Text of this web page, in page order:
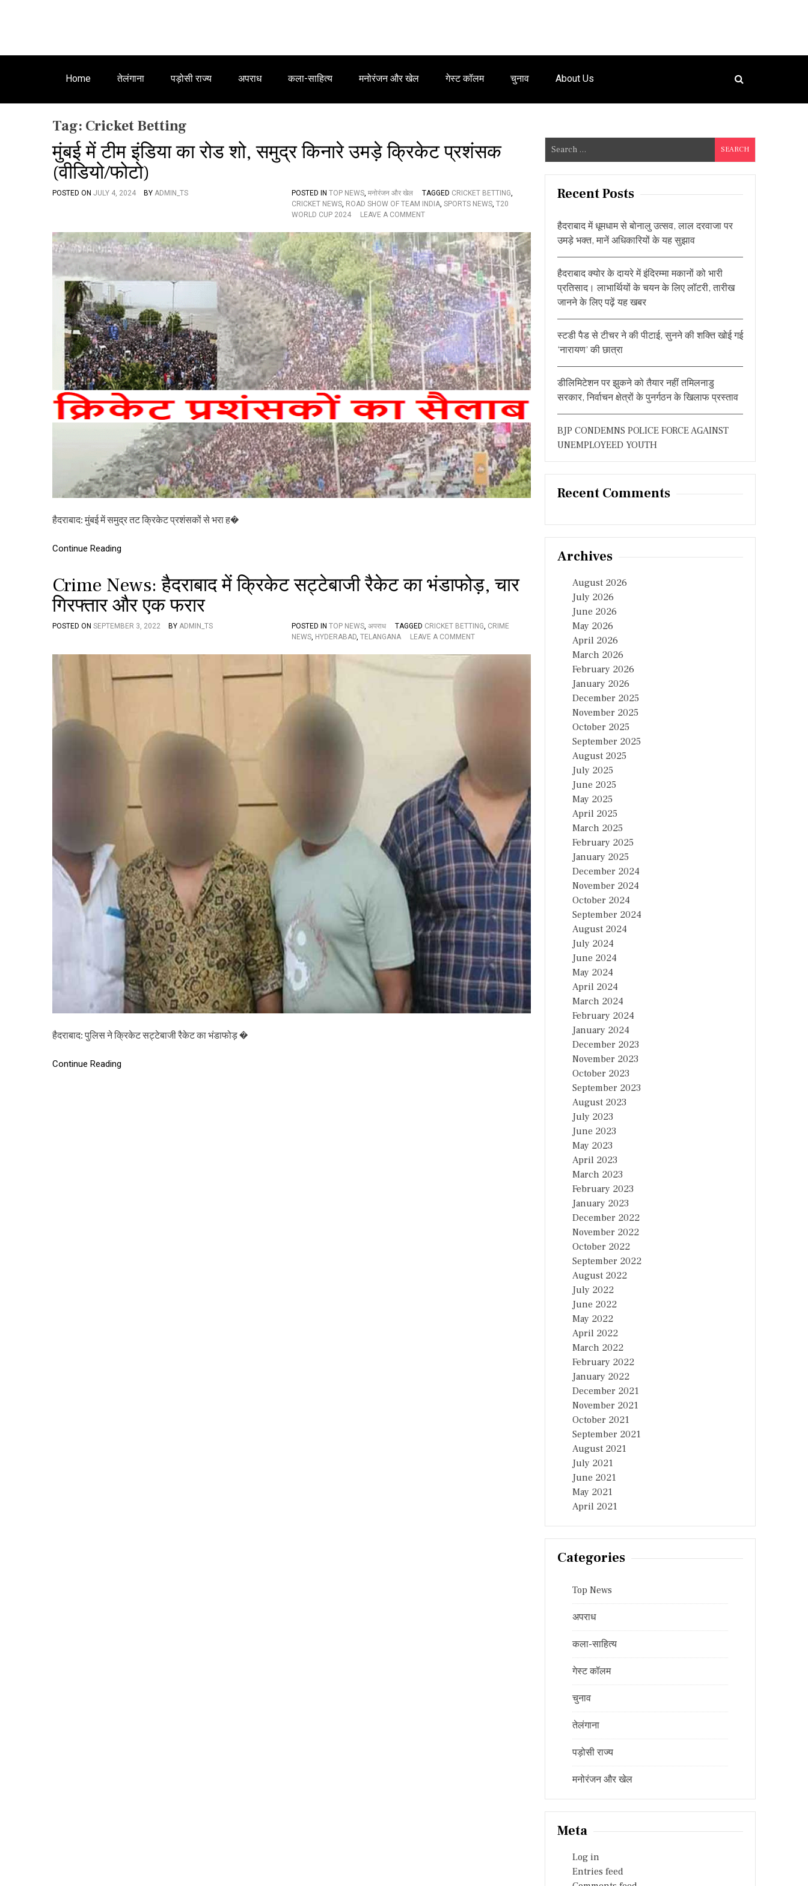
Home तेलंगाना पड़ोसी राज्य अपराध कला-साहित्य मनोरंजन और खेल गेस्ट कॉलम चुनाव About Us
Tag: Cricket Betting
मुंबई में टीम इंडिया का रोड शो, समुद्र किनारे उमड़े क्रिकेट प्रशंसक
(वीडियो/फोटो)
POSTED ON JULY 4, 2024 BY ADMIN_TS POSTED IN TOP NEWS, मनोरंजन और खेल TAGGED CRICKET BETTING,
CRICKET NEWS, ROAD SHOW OF TEAM INDIA, SPORTS NEWS, T20
WORLD CUP 2024
LEAVE A COMMENTO
मुं
ब
ई
में
टी
म
इं
डि
या
का
रो
ड
शो
,
स
मु
द्र
कि
ना
रे
उ
म
ड़े
क्रि
के
डि
टो
)
हैदराबाद: मुंबई में समुद्र तट क्रिकेट प्रशंसकों से भरा ह�
Continue Reading
Crime News: हैदराबाद में क्रिकेट सट्टेबाजी रैकेट का भंडाफोड़, चार
गिरफ्तार और एक फरार
POSTED ON SEPTEMBER 3, 2022 BY ADMIN_TS POSTED IN TOP NEWS, अपराध TAGGED CRICKET BETTING, CRIME
NEWS, HYDERABAD, TELANGANA LEAVE A COMMENTO
में
क्रि
के
स
ट्टे
बा
जी
रै
के
ट
का
डा
फो
ड़
चा
र
हैदराबाद: पुलिस ने क्रिकेट सट्टेबाजी रैकेट का भंडाफोड़ �
Continue Reading
e
a
Recent Posts
हैदराबाद में धूमधाम से बोनालु उत्सव, लाल दरवाजा पर
उमड़े भक्त, मानें अधिकारियों के यह सुझाव
हैदराबाद क्योर के दायरे में इंदिरम्मा मकानों को भारी
प्रतिसाद। लाभार्थियों के चयन के लिए लॉटरी, तारीख
जानने के लिए पढ़ें यह खबर
स्टडी पैड से टीचर ने की पीटाई, सुनने की शक्ति खोई गई
‘नारायण’ की छात्रा
डीलिमिटेशन पर झुकने को तैयार नहीं तमिलनाडु
सरकार, निर्वाचन क्षेत्रों के पुनर्गठन के खिलाफ प्रस्ताव
BJP CONDEMNS POLICE FORCE AGAINST
UNEMPLOYEED YOUTH
Recent Comments
Archives
August 2026
July 2026
June 2026
May 2026
April 2026
March 2026
February 2026
January 2026
December 2025
November 2025
October 2025
September 2025
August 2025
July 2025
June 2025
May 2025
April 2025
March 2025
February 2025
January 2025
December 2024
November 2024
October 2024
September 2024
August 2024
July 2024
June 2024
May 2024
April 2024
March 2024
February 2024
January 2024
December 2023
November 2023
October 2023
September 2023
August 2023
July 2023
June 2023
May 2023
April 2023
March 2023
February 2023
January 2023
December 2022
November 2022
October 2022
September 2022
August 2022
July 2022
June 2022
May 2022
April 2022
March 2022
February 2022
January 2022
December 2021
November 2021
October 2021
September 2021
August 2021
July 2021
June 2021
May 2021
April 2021
Categories
Top News
अपराध
कला-साहित्य
गेस्ट कॉलम
चुनाव
तेलंगाना
पड़ोसी राज्य
मनोरंजन और खेल
Meta
Log in
Entries feed